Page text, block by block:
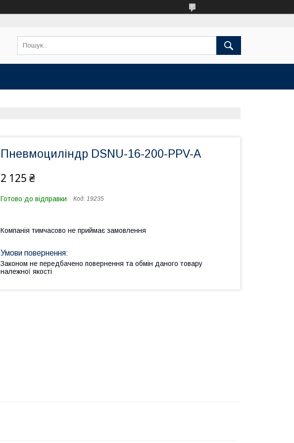
Пневмоциліндр DSNU-16-200-PPV-A
2 125 ₴
Готово до відправки Код: 19235
Компанія тимчасово не приймає замовлення
Законом не передбачено повернення та обмін даного товару
належної якості